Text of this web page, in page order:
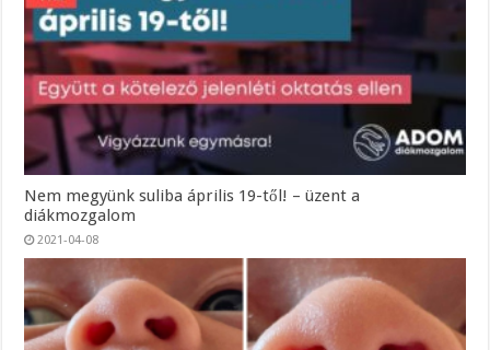
Nem megyünk suliba április 19-től! – üzent a
diákmozgalom
2021-04-08